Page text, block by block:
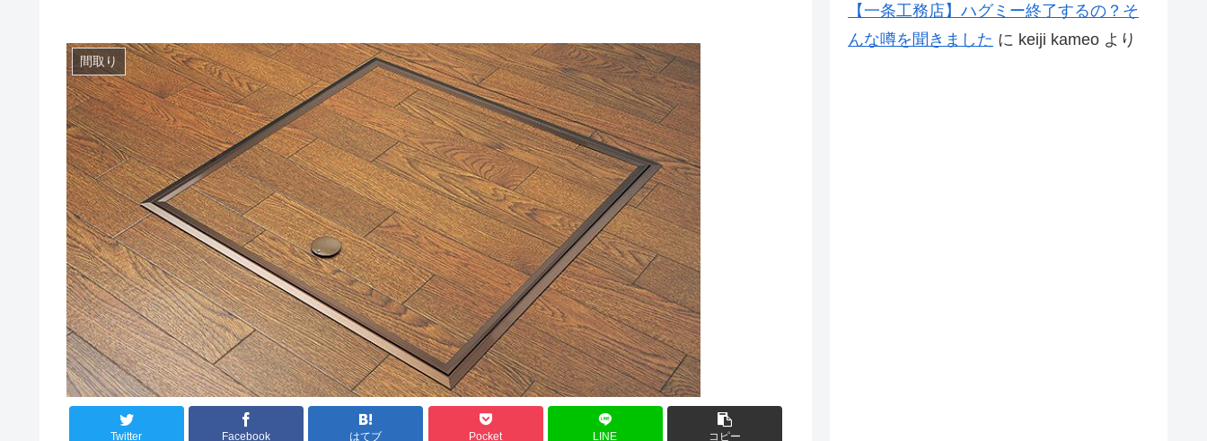
間取り
Twitter Facebook はてブ Pocket LINE コピー
【一条工務店】ハグミー終了するの？そ
んな噂を聞きました に keiji kameo より